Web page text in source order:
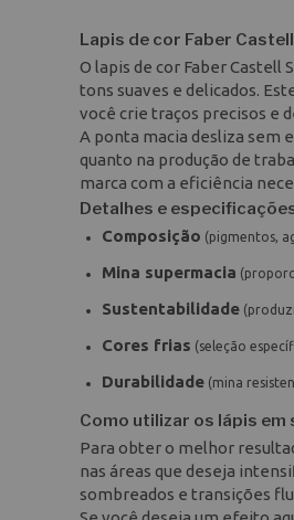
Lapis de cor Faber
O lapis de cor Faber Castell
tons suaves e delicados.
você crie traços precisos e
A ponta macia desliza sem
quanto na produção de
marca com a eficiência
Detalhes e
Composição (pigmentos,
Mina supermacia
Sustentabilidade
Cores frias (seleção
Durabilidade (mina
Como utilizar os lápis
Para obter o melhor
nas áreas que deseja
sombreados e transições